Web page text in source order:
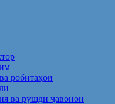
робитаҳои
ва рушди ҷавонон